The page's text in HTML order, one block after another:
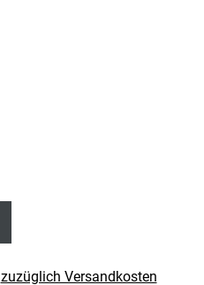
zuzüglich Versandkosten